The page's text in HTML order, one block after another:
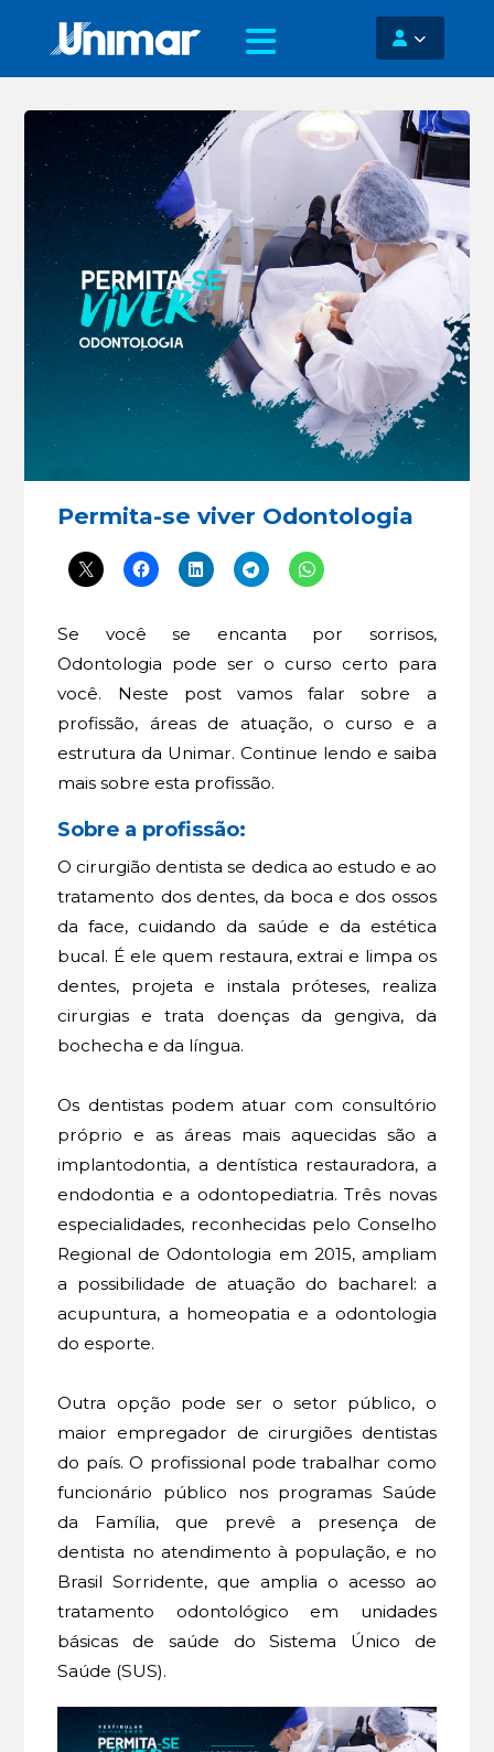
Permita-se viver Odontologia
Se você se encanta por sorrisos,
Odontologia pode ser o curso certo para
você. Neste post vamos falar sobre a
profissão, áreas de atuação, o curso e a
estrutura da Unimar. Continue lendo e saiba
mais sobre esta profissão.
Sobre a profissão:
O cirurgião dentista se dedica ao estudo e ao
tratamento dos dentes, da boca e dos ossos
da face, cuidando da saúde e da estética
bucal. É ele quem restaura, extrai e limpa os
dentes, projeta e instala próteses, realiza
cirurgias e trata doenças da gengiva, da
bochecha e da língua.
Os dentistas podem atuar com consultório
próprio e as áreas mais aquecidas são a
implantodontia, a dentística restauradora, a
endodontia e a odontopediatria. Três novas
especialidades, reconhecidas pelo Conselho
Regional de Odontologia em 2015, ampliam
a possibilidade de atuação do bacharel: a
acupuntura, a homeopatia e a odontologia
do esporte.
Outra opção pode ser o setor público, o
maior empregador de cirurgiões dentistas
do país. O profissional pode trabalhar como
funcionário público nos programas Saúde
da Família, que prevê a presença de
dentista no atendimento à população, e no
Brasil Sorridente, que amplia o acesso ao
tratamento odontológico em unidades
básicas de saúde do Sistema Único de
Saúde (SUS).